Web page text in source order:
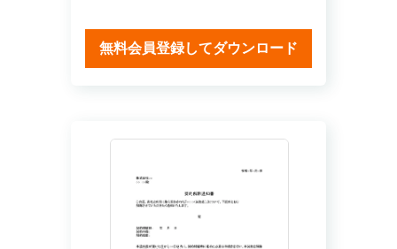
無料会員登録してダウンロード